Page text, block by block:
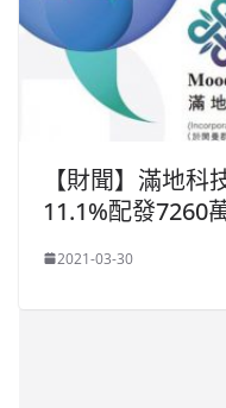
【財聞】滿地
11.1%配發7260
2021-03-30